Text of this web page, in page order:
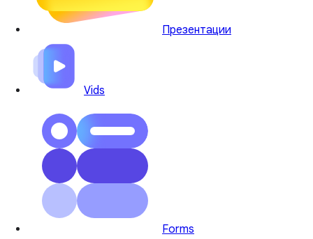
Презентации
Vids
Forms